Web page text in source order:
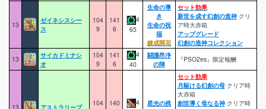
13
ゼイネシスシー
ス
104
9
141
6
4
65
生命の導
き
生命の祝
福
錬成開花
セット効果
新世を成す幻創の造神クリ
ア時大赤箱
アップグレード
幻創の造神コレクション
13
サイカドミナシ
オ
104
9
141
6
4
40
闘護昂浄
の陣
『PSO2es』限定報酬
13 アストラリープ
104
140
4
星光の残
セット効果
月駆ける幻創の母クリア時
大赤箱
創世導く母なる神クリア時